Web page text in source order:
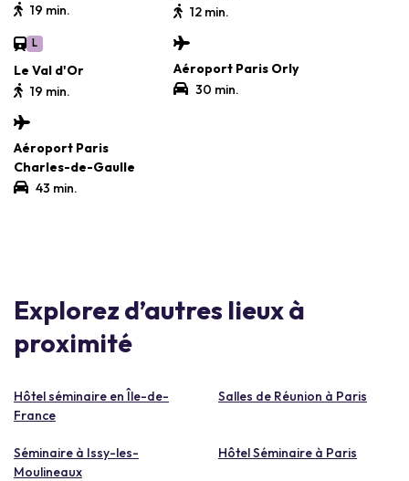
19 min.
12 min.
L
Le Val d'Or
19 min.
Aéroport Paris Orly
30 min.
Aéroport Paris
Charles-de-Gaulle
43 min.
Explorez d’autres lieux à
proximité
Hôtel séminaire en Île-de-
France
Salles de Réunion à Paris
Séminaire à Issy-les-
Moulineaux
Hôtel Séminaire à Paris